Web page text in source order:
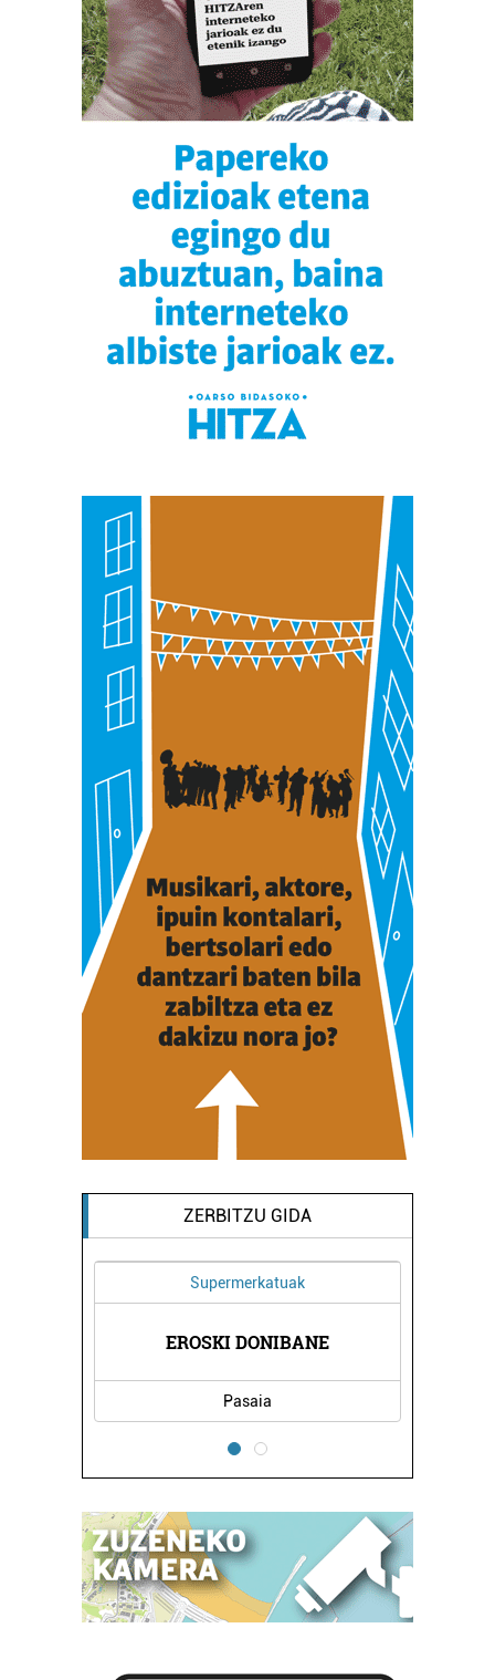
ZERBITZU GIDA
Supermerkatuak
EROSKI DONIBANE
Pasaia